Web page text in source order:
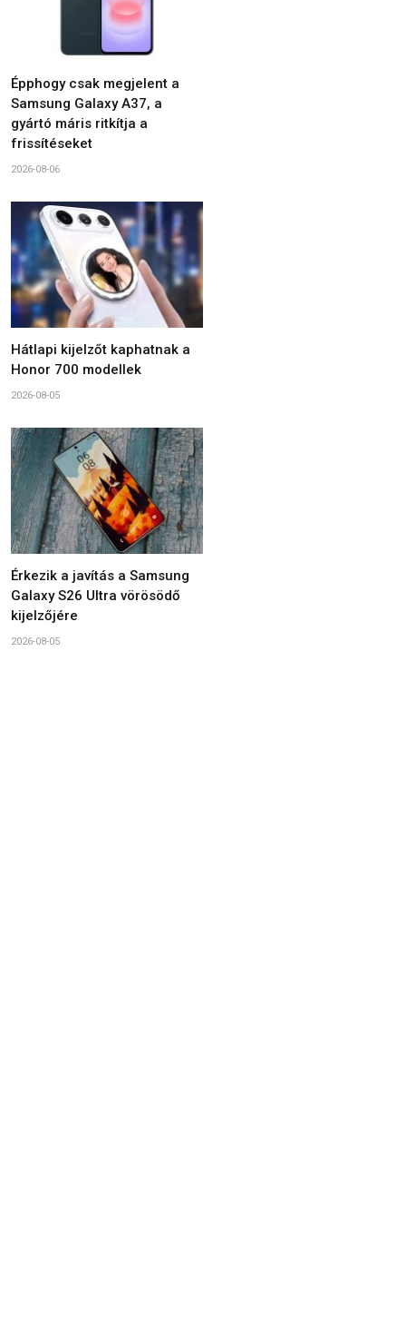
Épphogy csak megjelent a
Samsung Galaxy A37, a
gyártó máris ritkítja a
frissítéseket
2026-08-06
Hátlapi kijelzőt kaphatnak a
Honor 700 modellek
2026-08-05
Érkezik a javítás a Samsung
Galaxy S26 Ultra vörösödő
kijelzőjére
2026-08-05